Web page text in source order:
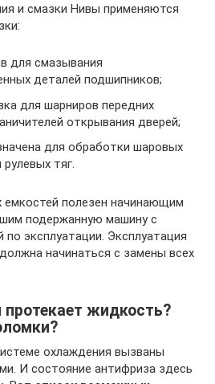
и смазки Нивы применяются
для смазывания
деталей подшипников;
для шарниров передних
открывания дверей;
для обработки шаровых
тяг.
емкостей полезен начинающим
подержанную машину с
по эксплуатации. Эксплуатация
начинаться с замены всех
жидкость?
охлаждения вызваны
И состояние антифриза здесь